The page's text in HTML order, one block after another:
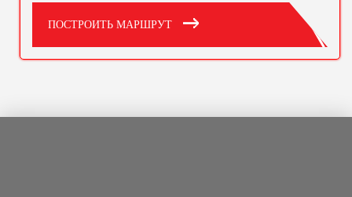
ПОСТРОИТЬ МАРШРУТ